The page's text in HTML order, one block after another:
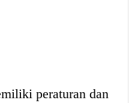
peraturan dan